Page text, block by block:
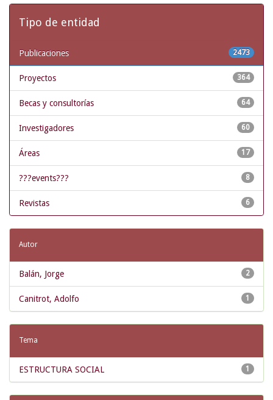
Tipo de entidad
2473
Publicaciones
364
Proyectos
64
Becas y consultorías
60
Investigadores
17
Áreas
8
???events???
6
Revistas
Autor
2
Balán, Jorge
1
Canitrot, Adolfo
Tema
1
ESTRUCTURA SOCIAL